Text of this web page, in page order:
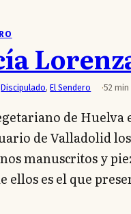
Discipulado,El Sendero 52
de Huelva
de Valladolid
manuscritos y
ellos es el que